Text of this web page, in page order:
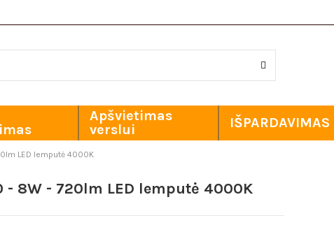
Apšvietimas
verslui
IŠPARDAVIMAS
LED lemputė 4000K
- 8W - 720lm LED lemputė 4000K